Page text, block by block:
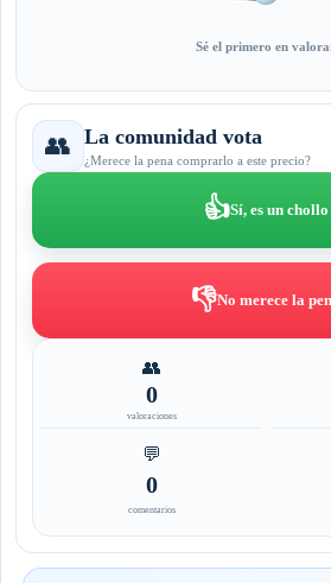
Sé el primero en
👥 La comunidad vota
¿Merece la pena comprarlo a este precio?
👍Sí, es un chollo
👎No merece la
👥
0
valoraciones
💬
0
comentarios